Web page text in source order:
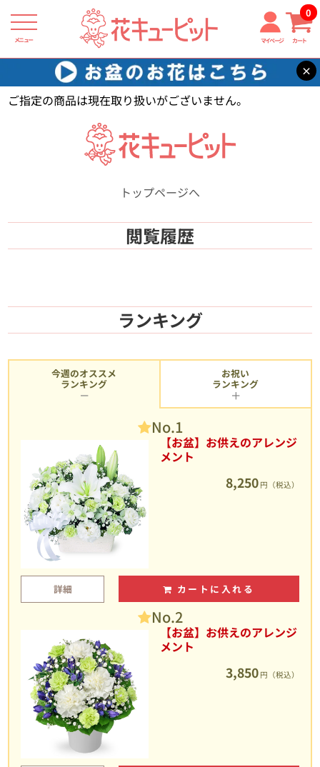
メニュー マイページ カート
0
×
花キューピット 【】
ご指定の商品は現在取り扱いがございません。
トップページへ
閲覧履歴
ランキング
今週のオススメ
ランキング
No.1
【お盆】お供えのアレンジ
メント
8,250 円（税込）
詳細 カートに入れる
No.2
【お盆】お供えのアレンジ
メント
3,850 円（税込）
お祝い
ランキング